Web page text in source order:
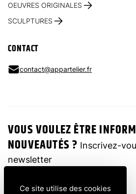
OEUVRES ORIGINALES
SCULPTURES
CONTACT
contact@appartelier.fr
VOUS VOULEZ ÊTRE
NOUVEAUTÉS ? Inscrivez-
newsletter
Adresse e-mail
Ce site utilise des cookies